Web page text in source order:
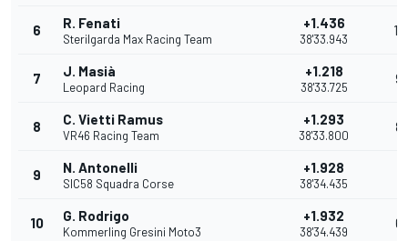
6 R. Fenati
Sterilgarda Max Racing Team
+1.436
38'33.943
10
7 J. Masià
Leopard Racing
+1.218
38'33.725
9
8 C. Vietti Ramus
VR46 Racing Team
+1.293
38'33.800
8
9 N. Antonelli
SIC58 Squadra Corse
+1.928
38'34.435
10 G. Rodrigo
Kommerling Gresini Moto3
+1.932
38'34.439
6